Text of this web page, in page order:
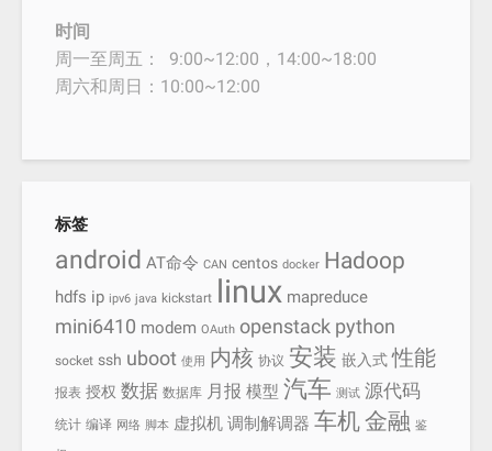
时间
周一至周五： 9:00~12:00，14:00~18:00
周六和周日：10:00~12:00
标签
android AT命令 CAN centos docker Hadoop
hdfs ip ipv6 java kickstart linux mapreduce
mini6410 modem OAuth openstack python
socket ssh uboot 使用 内核 协议 安装 嵌入式 性能
报表 授权 数据 数据库 月报 模型 汽车 测试 源代码
统计 编译 网络 脚本 虚拟机 调制解调器 车机金融 鉴